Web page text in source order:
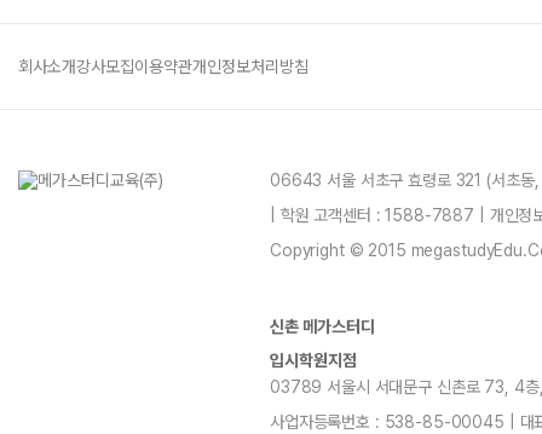
회사소개강사모집이용약관개인정보처리방침
06643 서울 서초구 효령로 321 (서초
| 학원 고객센터 : 1588-7887 | 개인
Copyright © 2015
신촌 메가스터디
입시학원지점
03789 서울시 서대문구 신촌로 73, 4
사업자등록번호 : 538-85-00045 | 대